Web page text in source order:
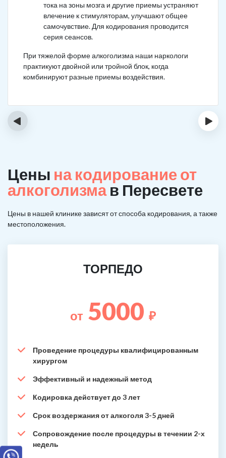
тока на зоны мозга и другие приемы устраняют
влечение к стимуляторам, улучшают общее
самочувствие. Для кодирования проводится
серия сеансов.
При тяжелой форме алкоголизма наши наркологи
практикуют двойной или тройной блок, когда
комбинируют разные приемы воздействия.
‹ ›
Цены на кодирование от
алкоголизмав Пересвете
Цены в нашей клинике зависят от способа кодирования, а также
местоположения.
ТОРПЕДО
от 5000 ₽
Проведение процедуры квалифицированным
хирургом
Эффективный и надежный метод
Кодировка действует до 3 лет
Срок воздержания от алкоголя 3-5 дней
Сопровождение после процедуры в течении 2-х
недель